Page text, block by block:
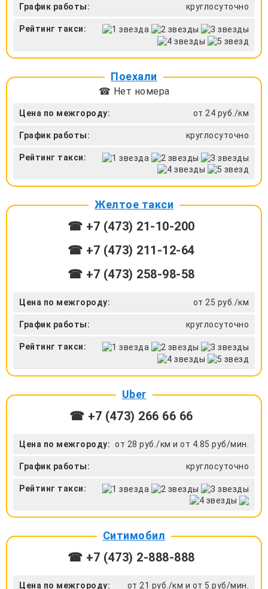
График работы: круглосуточно
Рейтинг такси:
Поехали
☎ Нет номера
Цена по межгороду: от 24 руб./км
График работы: круглосуточно
Рейтинг такси:
Желтое такси
☎ +7 (473) 21-10-200
☎ +7 (473) 211-12-64
☎ +7 (473) 258-98-58
Цена по межгороду: от 25 руб./км
График работы: круглосуточно
Рейтинг такси:
Uber
☎ +7 (473) 266 66 66
Цена по межгороду: от 28 руб./км и от 4.85 руб/мин.
График работы: круглосуточно
Рейтинг такси:
Ситимобил
☎ +7 (473) 2-888-888
Цена по межгороду: от 21 руб./км и от 5 руб/мин.